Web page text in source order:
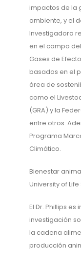
impactos de la
ambiente, y el
Investigadora
en el campo
Gases de
basados en el
área de
como el
(GRA) y la
entre otros.
Programa
Climático.
Bienestar
University of
El Dr. Phillips
investigación
la cadena
producción